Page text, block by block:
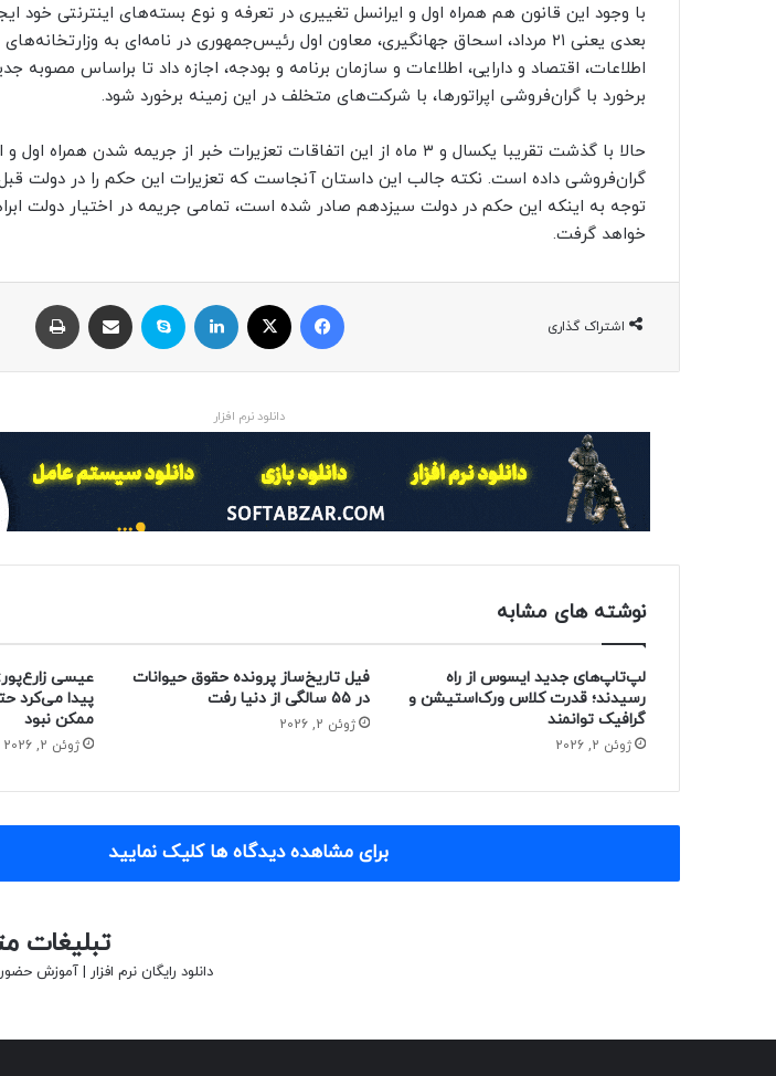
با وجود این قانون هم همراه اول و ایرانسل تغییری در تعرفه و نوع بسته‌های اینترنتی خود
بعدی یعنی ۲۱ مرداد، اسحاق جهانگیری، معاون اول رئیس‌جمهوری در نامه‌ای به
اطلاعات، اقتصاد و دارایی، اطلاعات و سازمان برنامه و بودجه، اجازه داد تا براساس مصوبه
برخورد با گران‌فروشی اپراتورها، با شرکت‌های متخلف در این زمینه برخورد شود.
حالا با گذشت تقریبا یکسال و ۳ ماه از این اتفاقات تعزیرات خبر از جریمه شدن همراه
گران‌فروشی داده است. نکته جالب این داستان آنجاست که تعزیرات این حکم را در دولت قبل
توجه به اینکه این حکم در دولت سیزدهم صادر شده است، تمامی جریمه در اختیار دولت
خواهد گرفت.
اشتراک گذاری
ایکس
دانلود نرم افزار
نوشته های مشابه
لپ‌تاپ‌های جدید ایسوس از راه
رسیدند؛ قدرت کلاس ورک‌استیشن و
گرافیک توانمند
ژوئن 2, 2026
فیل تاریخ‌ساز پرونده حقوق حیوانات
در ۵۵ سالگی از دنیا رفت
ژوئن 2, 2026
عیسی
پیدا می‌کرد
ممکن نبود
ژوئن 2, 2026
برای مشاهده دیدگاه ها کلیک نمایید
تبلیغات
دانلود رایگان نرم افزار | آموزش